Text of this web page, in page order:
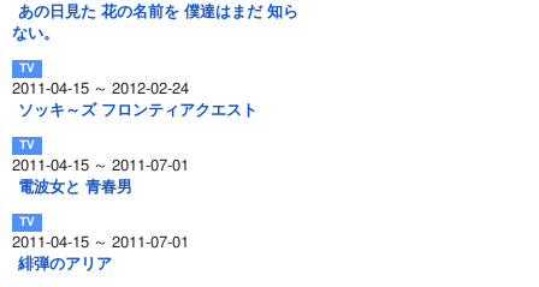
あの日見た 花の名前を 僕達はまだ 知ら
ない。
2011-04-15 ～ 2012-02-24
ソッキ～ズ フロンティアクエスト
2011-04-15 ～ 2011-07-01
電波女と 青春男
2011-04-15 ～ 2011-07-01
緋弾のアリア